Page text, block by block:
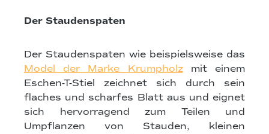
Der Staudenspaten
Der Staudenspaten wie beispielsweise das
Model der Marke Krumpholzmit einem
Eschen-T-Stiel zeichnet sich durch sein
flaches und scharfes Blatt aus und eignet
sich hervorragend zum Teilen und
Umpflanzen von Stauden, kleinen